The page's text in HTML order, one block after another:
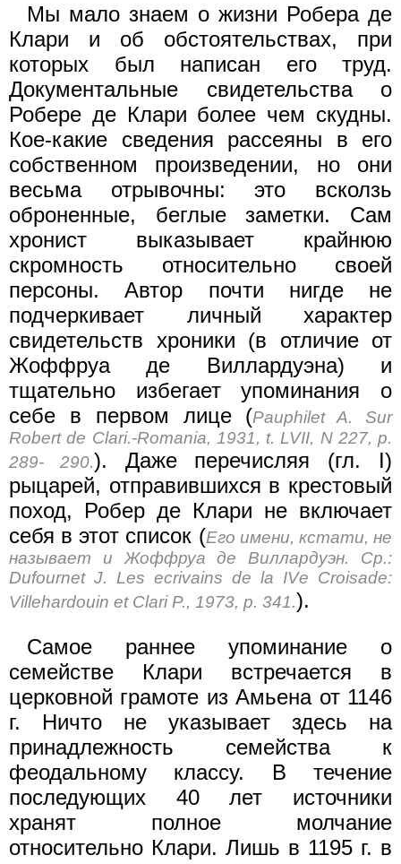
Мы мало знаем о жизни Робера де
Клари и об обстоятельствах, при
которых был написан его труд.
Документальные свидетельства о
Робере де Клари более чем скудны.
Кое-какие сведения рассеяны в его
собственном произведении, но они
весьма отрывочны: это всколзь
оброненные, беглые заметки. Сам
хронист выказывает крайнюю
скромность относительно своей
персоны. Автор почти нигде не
подчеркивает личный характер
свидетельств хроники (в отличие от
Жоффруа де Виллардуэна) и
тщательно избегает упоминания о
себе в первом лице (Pauphilet A. Sur
Robert de Clari.-Romania, 1931, t. LVII, N 227, p.
289- 290.). Даже перечисляя (гл. I)
рыцарей, отправившихся в крестовый
поход, Робер де Клари не включает
себя в этот список (Его имени, кстати, не
называет и Жоффруа де Виллардуэн. Ср.:
Dufournet J. Les ecrivains de la IVе Croisade:
Villehardouin et Clari P., 1973, p. 341.).
Самое раннее упоминание о
семействе Клари встречается в
церковной грамоте из Амьена от 1146
г. Ничто не указывает здесь на
принадлежность семейства к
феодальному классу. В течение
последующих 40 лет источники
хранят полное молчание
относительно Клари. Лишь в 1195 г. в